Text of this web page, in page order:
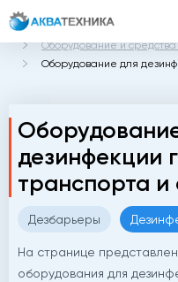
Главная
Каталог
Оборудование и
Оборудование для
дезинфекции
транспорта и
Дезбарьеры
На странице
оборудования для